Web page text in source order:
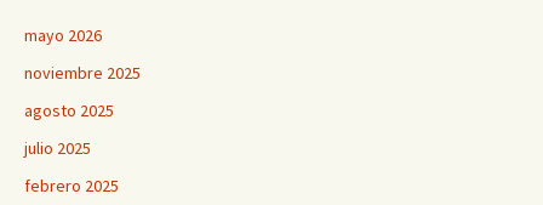
mayo 2026
noviembre 2025
agosto 2025
julio 2025
febrero 2025